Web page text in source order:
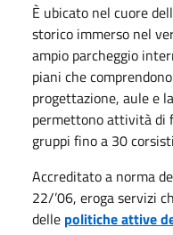
È ubicato nel cuore
storico immerso nel
ampio parcheggio
piani che
progettazione, aule e
permettono attività di
gruppi fino a 30
Accreditato a norma
22/’06, eroga servizi
delle politiche attive